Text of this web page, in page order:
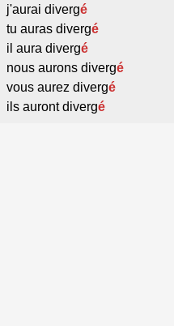
j'aurai divergé
tu auras divergé
il aura divergé
nous aurons divergé
vous aurez divergé
ils auront divergé